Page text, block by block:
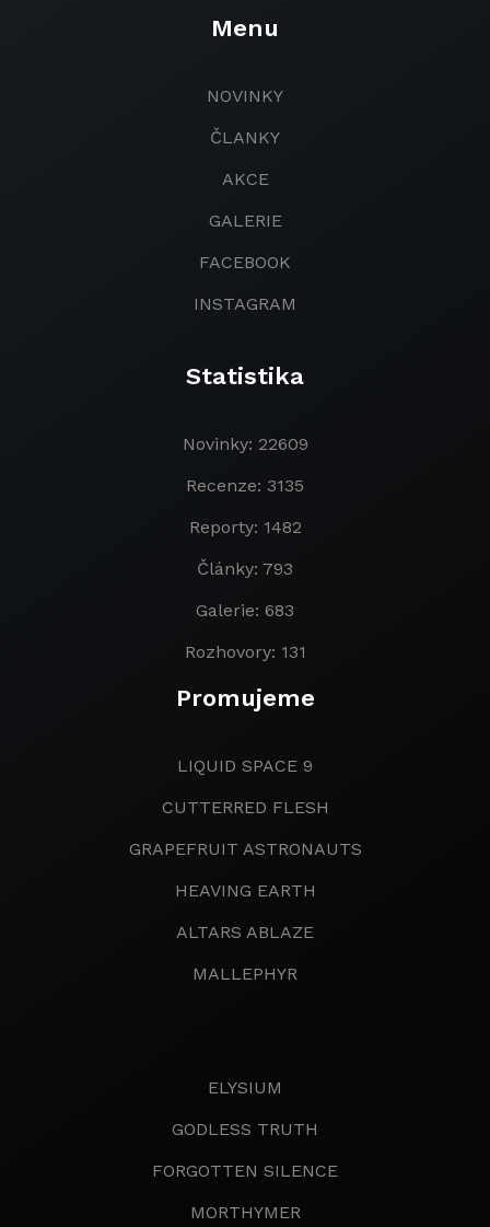
Menu
NOVINKY
ČLANKY
AKCE
GALERIE
FACEBOOK
INSTAGRAM
Statistika
Novinky: 22609
Recenze: 3135
Reporty: 1482
Články: 793
Galerie: 683
Rozhovory: 131
Promujeme
LIQUID SPACE 9
CUTTERRED FLESH
GRAPEFRUIT ASTRONAUTS
HEAVING EARTH
ALTARS ABLAZE
MALLEPHYR
ELYSIUM
GODLESS TRUTH
FORGOTTEN SILENCE
MORTHYMER